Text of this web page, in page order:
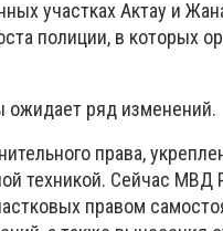
участках Актау и
полиции, в которых
ожидает ряд изменений.
права,
техникой. Сейчас МВД
правом